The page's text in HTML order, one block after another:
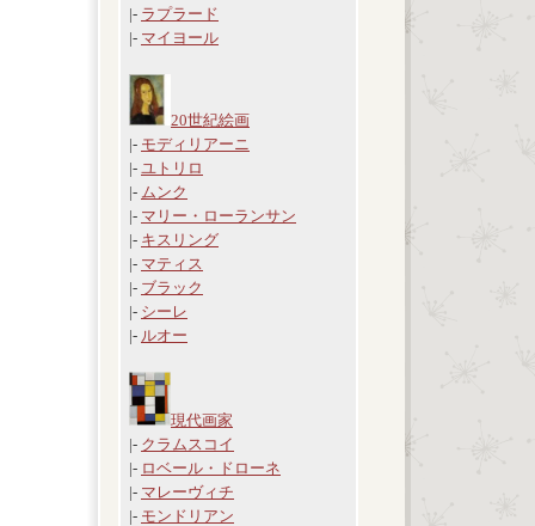
|- ラプラード
|- マイヨール
20世紀絵画
|- モディリアーニ
|- ユトリロ
|- ムンク
|- マリー・ローランサン
|- キスリング
|- マティス
|- ブラック
|- シーレ
|- ルオー
現代画家
|- クラムスコイ
|- ロベール・ドローネ
|- マレーヴィチ
|- モンドリアン